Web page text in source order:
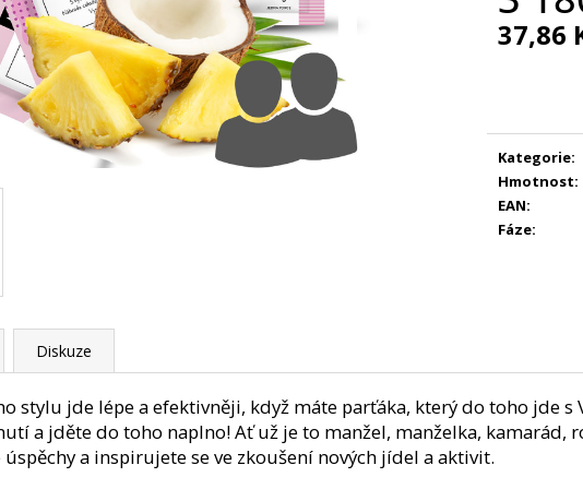
Měrná
37,86
Kategorie:
Hmotnost:
EAN:
Fáze:
Diskuze
stylu jde lépe a efektivněji, když máte parťáka, který do toho jde
a jděte do toho naplno! Ať už je to manžel, manželka, kamarád,
a inspirujete se ve zkoušení nových jídel a aktivit.
369 Kč